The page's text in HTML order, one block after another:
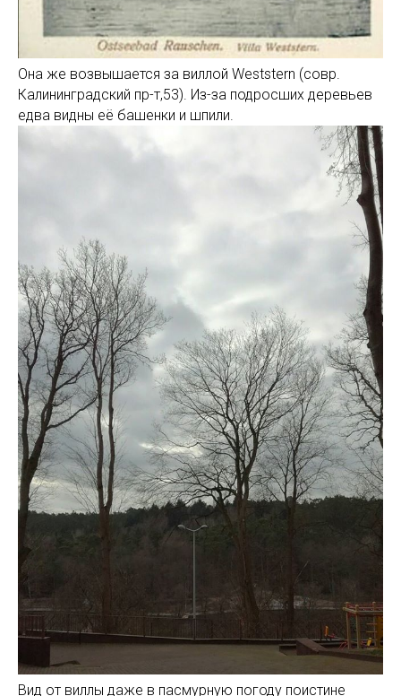
Она же возвышается за виллой Weststern (совр.
Калининградский пр-т,53). Из-за подросших деревьев
едва видны её башенки и шпили.
Вид от виллы даже в пасмурную погоду поистине